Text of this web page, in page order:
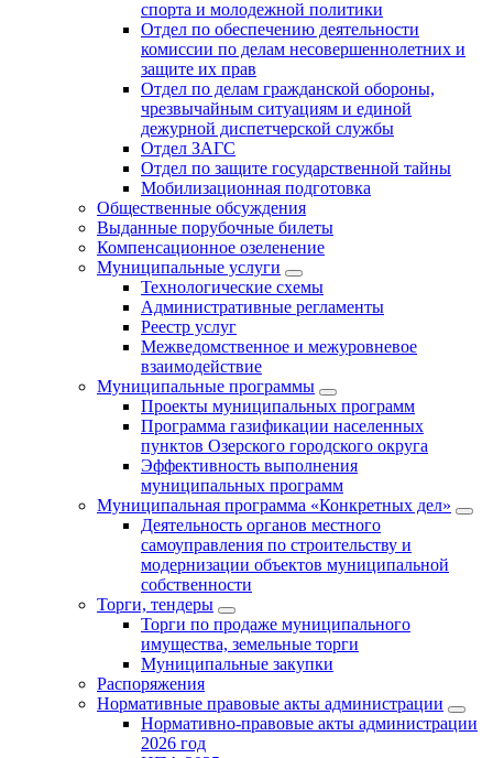
спорта и молодежной политики
Отдел по обеспечению деятельности
комиссии по делам несовершеннолетних и
защите их прав
Отдел по делам гражданской обороны,
чрезвычайным ситуациям и единой
дежурной диспетчерской службы
Отдел ЗАГС
Отдел по защите государственной тайны
Мобилизационная подготовка
Общественные обсуждения
Выданные порубочные билеты
Компенсационное озеленение
Муниципальные услуги
Технологические схемы
Административные регламенты
Реестр услуг
Межведомственное и межуровневое
взаимодействие
Муниципальные программы
Проекты муниципальных программ
Программа газификации населенных
пунктов Озерского городского округа
Эффективность выполнения
муниципальных программ
Муниципальная программа «Конкретных дел»
Деятельность органов местного
самоуправления по строительству и
модернизации объектов муниципальной
собственности
Торги, тендеры
Торги по продаже муниципального
имущества, земельные торги
Муниципальные закупки
Распоряжения
Нормативные правовые акты администрации
Нормативно-правовые акты администрации
2026 год